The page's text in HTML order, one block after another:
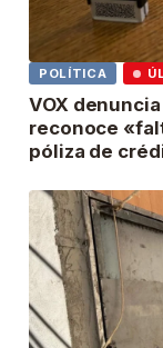
POLÍTICA
VOX
reconoce
póliza de